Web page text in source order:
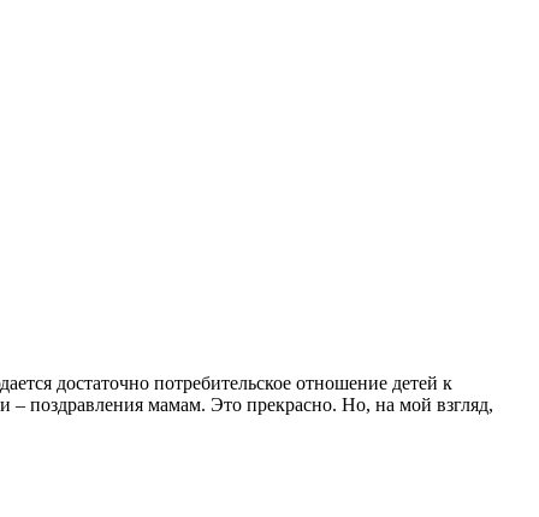
достаточно потребительское отношение детей к
– поздравления мамам. Это прекрасно. Но, на мой взгляд,